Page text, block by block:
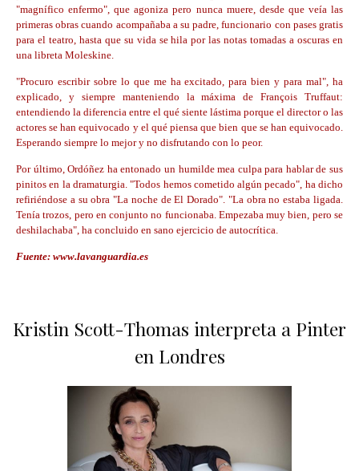
"magnífico enfermo", que agoniza pero nunca muere, desde que veía las
primeras obras cuando acompañaba a su padre, funcionario con pases gratis
para el teatro, hasta que su vida se hila por las notas tomadas a oscuras en
una libreta Moleskine.
"Procuro escribir sobre lo que me ha excitado, para bien y para mal", ha
explicado, y siempre manteniendo la máxima de François Truffaut:
entendiendo la diferencia entre el qué siente lástima porque el director o las
actores se han equivocado y el qué piensa que bien que se han equivocado.
Esperando siempre lo mejor y no disfrutando con lo peor.
Por último, Ordóñez ha entonado un humilde mea culpa para hablar de sus
pinitos en la dramaturgia. "Todos hemos cometido algún pecado", ha dicho
refiriéndose a su obra "La noche de El Dorado". "La obra no estaba ligada.
Tenía trozos, pero en conjunto no funcionaba. Empezaba muy bien, pero se
deshilachaba", ha concluido en sano ejercicio de autocrítica.
Fuente: www.lavanguardia.es
Kristin Scott-Thomas interpreta a Pinter
en Londres